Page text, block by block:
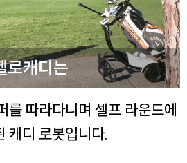
로캐디는
를 따라다니며 셀프 라운드에
캐디 로봇입니다.